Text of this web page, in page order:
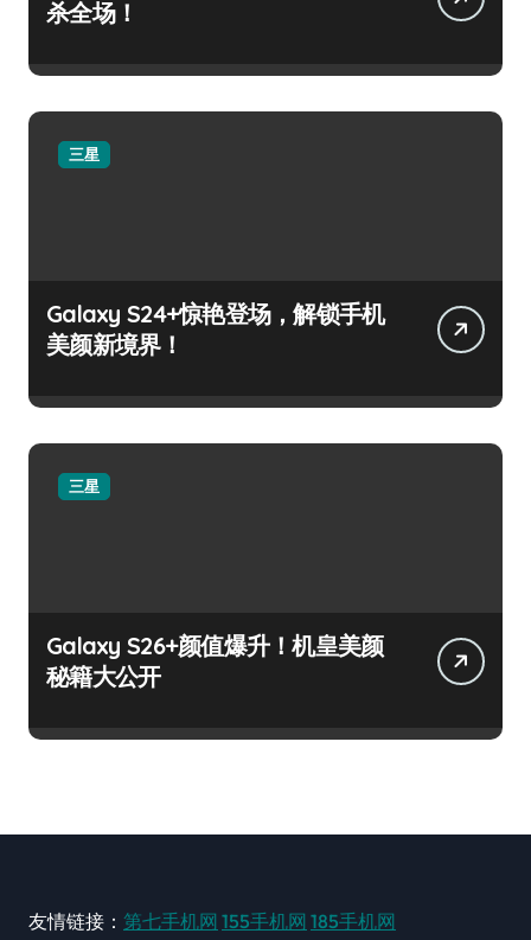
杀全场！
三星
Galaxy S24+惊艳登场，解锁手机
美颜新境界！
三星
Galaxy S26+颜值爆升！机皇美颜
秘籍大公开
友情链接： 第七手机网 155手机网 185手机网